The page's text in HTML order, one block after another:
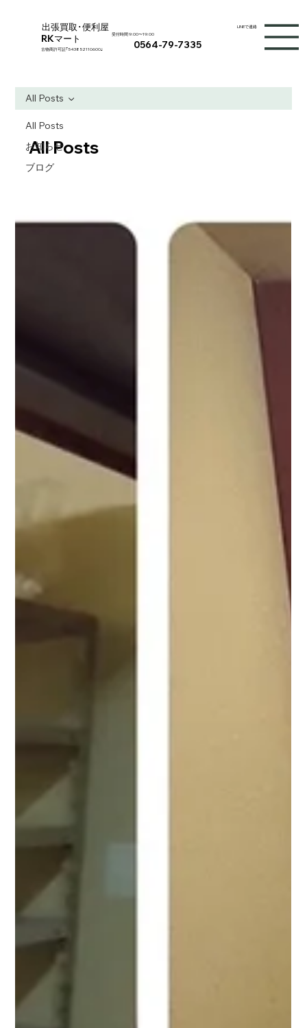
出張買取･便利屋
RKマート
​古物商許可証｢543852110600｣
受付時間 9:00〜19:00
0564-79-7335
LINEで連絡
All Posts
お知らせ
ブログ
All Posts
All Posts